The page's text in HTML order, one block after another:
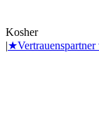
Kosher
|★Vertrauenspartner